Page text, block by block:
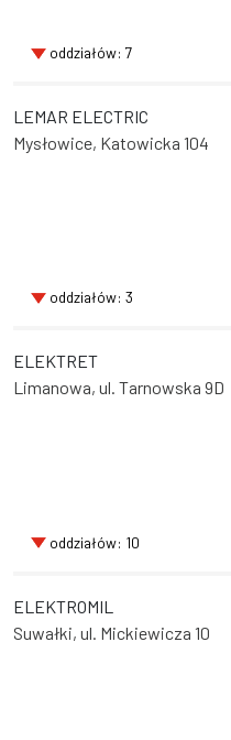
oddziałów: 7
LEMAR ELECTRIC
Mysłowice, Katowicka 104
oddziałów: 3
ELEKTRET
Limanowa, ul. Tarnowska 9D
oddziałów: 10
ELEKTROMIL
Suwałki, ul. Mickiewicza 10